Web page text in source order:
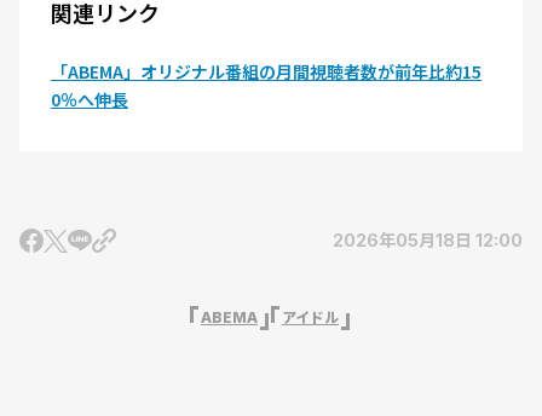
関連リンク
「ABEMA」オリジナル番組の月間視聴者数が前年比約15
0％へ伸長
2026年05月18日 12:00
ABEMA アイドル